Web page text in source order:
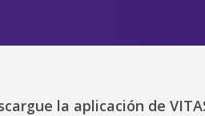
la aplicación de